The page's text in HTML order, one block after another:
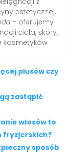
estetycznej.
– oferujemy
ciała, skóry,
kosmetyków.
plusów czy
zastąpić
włosów to
fryzjerskich?
sposób